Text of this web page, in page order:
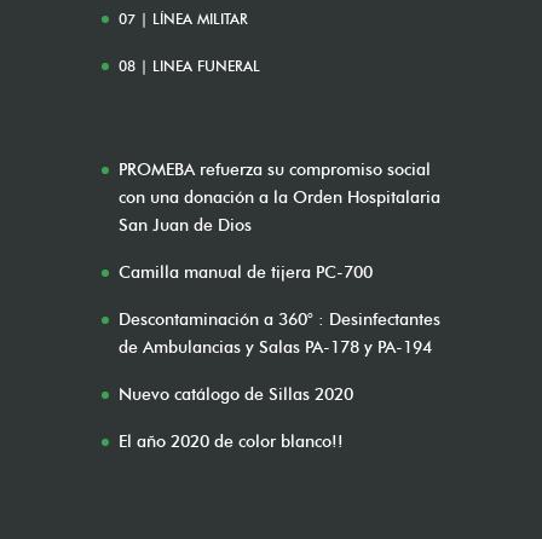
07 | LÍNEA MILITAR
08 | LINEA FUNERAL
PROMEBA refuerza su compromiso social
con una donación a la Orden Hospitalaria
San Juan de Dios
Camilla manual de tijera PC-700
Descontaminación a 360° : Desinfectantes
de Ambulancias y Salas PA-178 y PA-194
Nuevo catálogo de Sillas 2020
El año 2020 de color blanco!!